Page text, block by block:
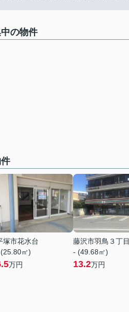
の物件
塚市花水台
㎡)
万円
藤沢市羽鳥３丁目
- (49.68㎡)
13.2万円